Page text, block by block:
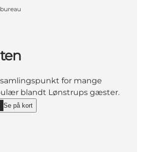
for mange
blandt Lønstrups gæster.
Se på kort
Café Slugten on_map